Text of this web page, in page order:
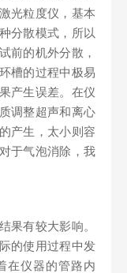
光粒度仪，基本
分散模式，所以
前的机外分散，
槽的过程中极易
产生误差。在仪
调整超声和离心
产生，太小则容
于气泡消除，我
有较大影响。
的使用过程中发
在仪器的管路内